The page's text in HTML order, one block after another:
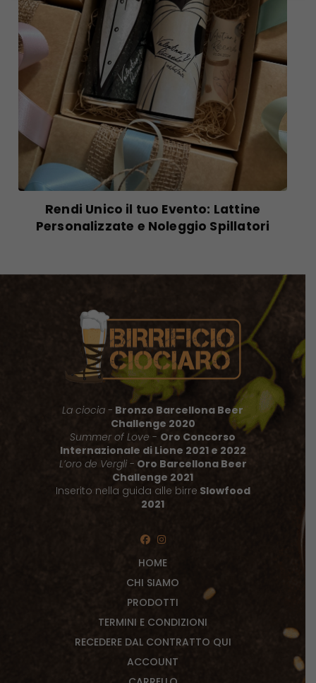
Rendi Unico il tuo Evento: Lattine
Personalizzate e Noleggio Spillatori
La ciocia - Bronzo Barcellona Beer
Challenge 2020
Summer of Love - Oro Concorso
Internazionale di Lione 2021 e 2022
L’oro de Vergli - Oro Barcellona Beer
Challenge 2021
Inserito nella guida alle birre Slowfood
2021
HOME
CHI SIAMO
PRODOTTI
TERMINI E CONDIZIONI
RECEDERE DAL CONTRATTO QUI
ACCOUNT